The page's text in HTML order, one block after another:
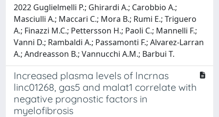
2022 Guglielmelli P.; Ghirardi A.; Carobbio A.;
Masciulli A.; Maccari C.; Mora B.; Rumi E.; Triguero
A.; Finazzi M.C.; Pettersson H.; Paoli C.; Mannelli F.;
Vanni D.; Rambaldi A.; Passamonti F.; Alvarez-Larran
A.; Andreasson B.; Vannucchi A.M.; Barbui T.
Increased plasma levels of lncrnas
linc01268, gas5 and malat1 correlate with
negative prognostic factors in
myelofibrosis